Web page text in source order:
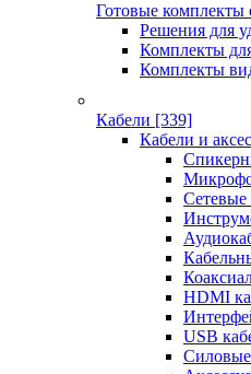
Готовые комплекты
Решения для
Комплекты
Комплекты
Кабели [339]
Кабели и
Сетевые
HDMI
USB
Силовые